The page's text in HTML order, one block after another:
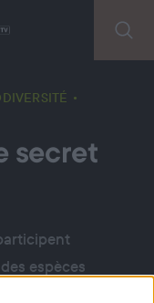
•
secret
espèces